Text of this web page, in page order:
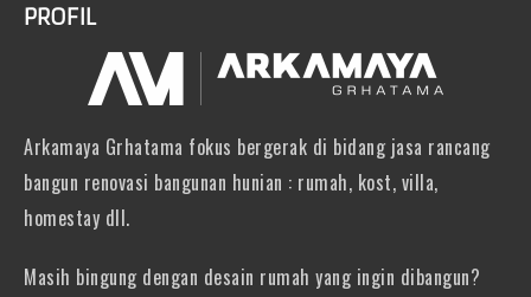
PROFIL
Arkamaya Grhatama fokus bergerak di bidang jasa rancang
bangun renovasi bangunan hunian : rumah, kost, villa,
homestay dll.
Masih bingung dengan desain rumah yang ingin dibangun?